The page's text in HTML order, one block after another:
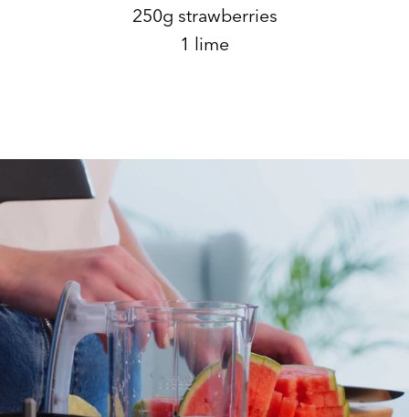
250g strawberries
1 lime